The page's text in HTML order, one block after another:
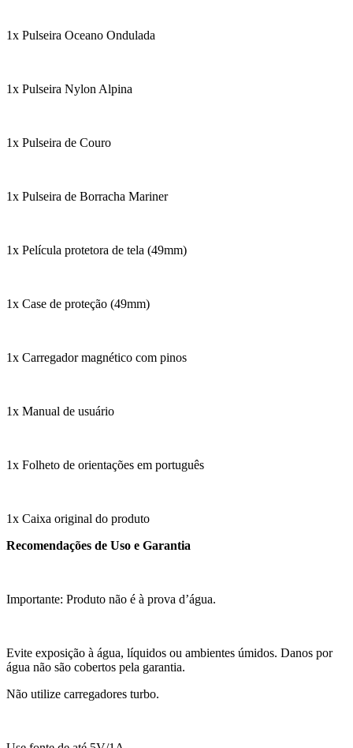
1x Pulseira Oceano Ondulada
1x Pulseira Nylon Alpina
1x Pulseira de Couro
1x Pulseira de Borracha Mariner
1x Película protetora de tela (49mm)
1x Case de proteção (49mm)
1x Carregador magnético com pinos
1x Manual de usuário
1x Folheto de orientações em português
1x Caixa original do produto
Recomendações de Uso e Garantia
Importante: Produto não é à prova d’água.
Evite exposição à água, líquidos ou ambientes úmidos. Danos por
água não são cobertos pela garantia.
Não utilize carregadores turbo.